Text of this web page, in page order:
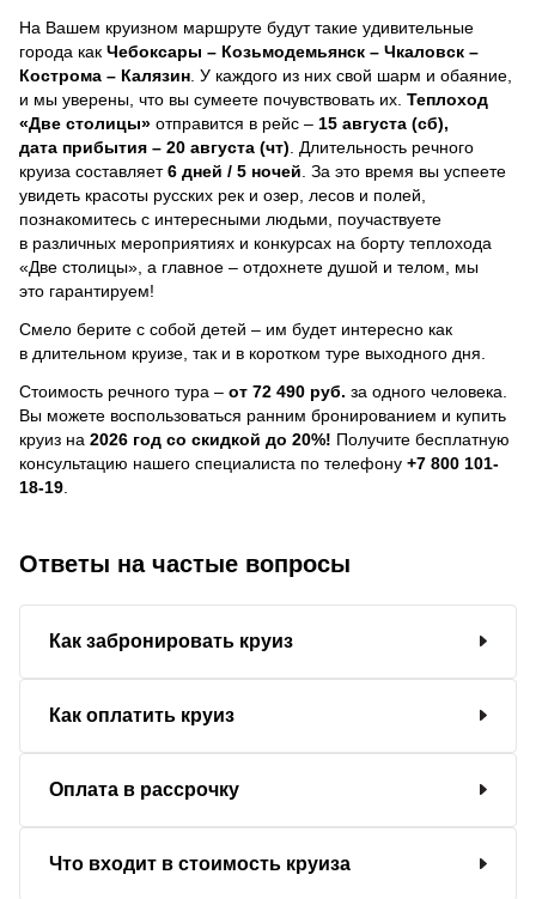
На Вашем круизном маршруте будут такие удивительные
города как Чебоксары – Козьмодемьянск – Чкаловск –
Кострома – Калязин . У каждого из них свой шарм и обаяние,
и мы уверены, что вы сумеете почувствовать их. Теплоход
«Две столицы» отправится в рейс – 15 августа (сб),
дата прибытия – 20 августа (чт) . Длительность речного
круиза составляет6 дней / 5 ночей За это время вы успеете
увидеть красоты русских рек и озер, лесов и полей,
познакомитесь с интересными людьми, поучаствуете
в различных мероприятиях и конкурсах на борту теплохода
«Две столицы», а главное – отдохнете душой и телом, мы
это гарантируем!
Смело берите с собой детей – им будет интересно как
в длительном круизе, так и в коротком туре выходного дня.
Стоимость речного тура – от 72 490 руб. за одного человека.
Вы можете воспользоваться ранним бронированием и купить
круиз на 2026 год со скидкой до 20%! Получите бесплатную
консультацию нашего специалиста по телефону +7 800 101-
18-19
Ответы на частые вопросы
Как забронировать круиз
Как оплатить круиз
Оплата в рассрочку
Что входит в стоимость круиза